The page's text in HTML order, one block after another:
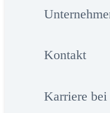
Kontakt
Karriere bei